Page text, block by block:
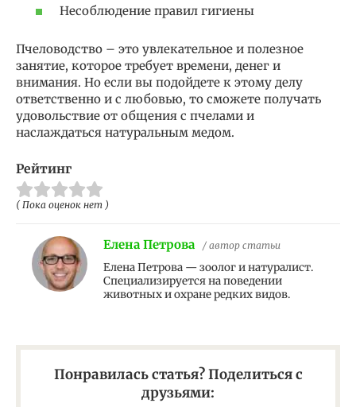
Несоблюдение правил гигиены
Пчеловодство – это увлекательное и полезное
занятие, которое требует времени, денег и
внимания. Но если вы подойдете к этому делу
ответственно и с любовью, то сможете получать
удовольствие от общения с пчелами и
наслаждаться натуральным медом.
Рейтинг
( Пока оценок нет )
Елена Петрова / автор статьи
Елена Петрова — зоолог и натуралист.
Специализируется на поведении
животных и охране редких видов.
Понравилась статья? Поделиться с
друзьями: